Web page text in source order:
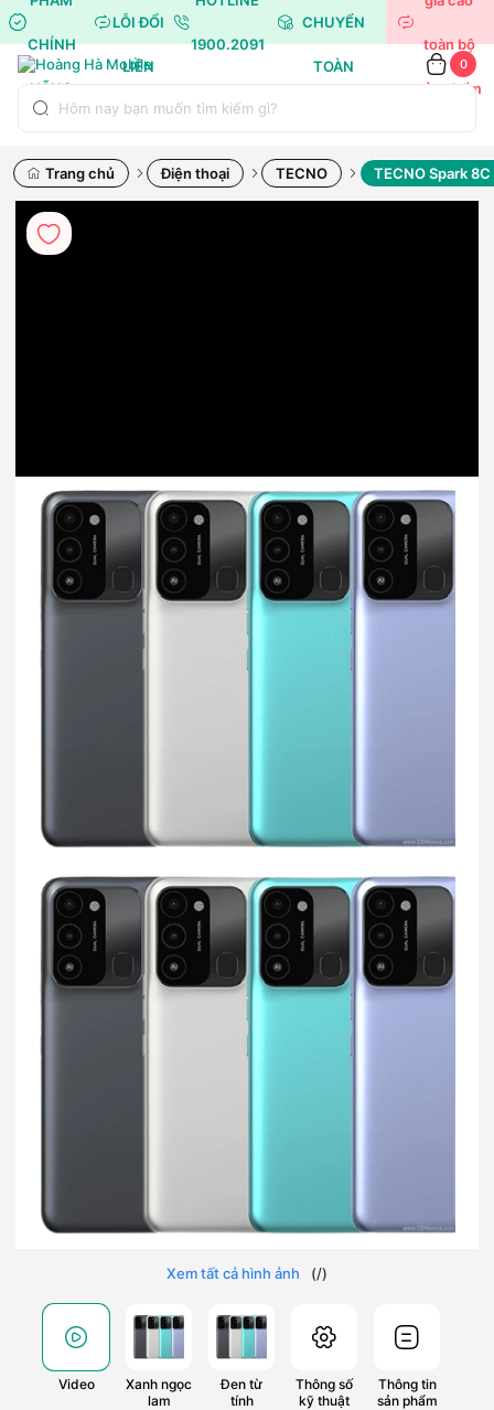
CHÍNH
HÃNG
LỖI ĐỔI
LIỀN
(*)
1900.2091
CHUYỂN
TOÀN
toàn bộ
sản phẩm
0
Trang chủ Điện thoại TECNO TECNO Spark
Xem tất cả hình ảnh (/)
Video
Xanh ngọc
lam
Đen từ
tính
Thông số
kỹ thuật
Thông tin
sản phẩm